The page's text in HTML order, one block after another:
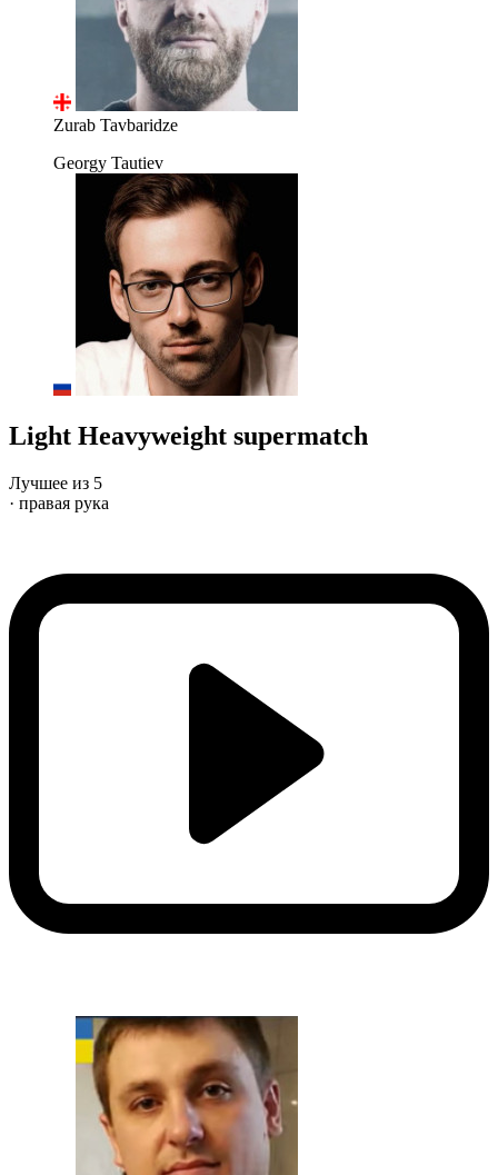
Zurab Tavbaridze
Georgy Tautiev
Light Heavyweight supermatch
Лучшее из 5
· правая рука